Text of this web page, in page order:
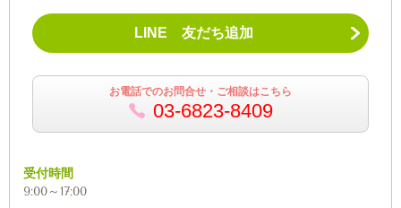
LINE 友だち追加
お電話でのお問合せ・ご相談はこちら
03-6823-8409
受付時間
9:00～17:00